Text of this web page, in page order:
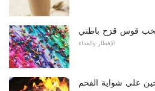
قوس قزح باطني
الإفطار والغداء
على شواية الفحم